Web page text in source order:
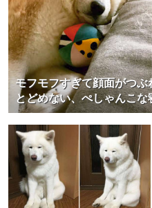
モフモフすぎて顔面がつ
とどめない、ぺしゃんこ